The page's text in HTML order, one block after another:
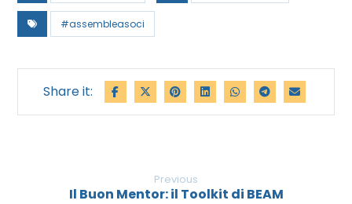
#assembleasoci
Previous
Il Buon Mentor: il Toolkit di BEAM